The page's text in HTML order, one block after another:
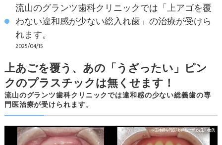
流山のグランツ歯科クリニックでは「上アゴを覆
わない違和感が少ない総入れ歯」の治療が受けら
れます。
2025/04/15
流山のグランツ歯科クリニックでは違和感の少ない総義歯の専
門医治療が受けられます。
上あごを覆う、あの「うざったい」ピン
クのプラスチックは無くせます！